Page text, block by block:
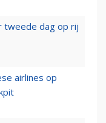
tweede dag op rij
airlines op